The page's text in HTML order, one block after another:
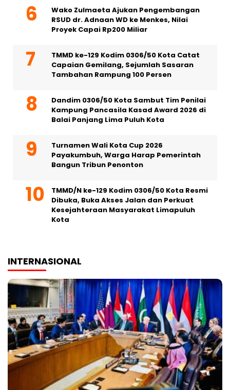
Wako Zulmaeta Ajukan Pengembangan
RSUD dr. Adnaan WD ke Menkes, Nilai
Proyek Capai Rp200 Miliar
TMMD ke-129 Kodim 0306/50 Kota Catat
Capaian Gemilang, Sejumlah Sasaran
Tambahan Rampung 100 Persen
Dandim 0306/50 Kota Sambut Tim Penilai
Kampung Pancasila Kasad Award 2026 di
Balai Panjang Lima Puluh Kota
Turnamen Wali Kota Cup 2026
Payakumbuh, Warga Harap Pemerintah
Bangun Tribun Penonton
TMMD/N ke-129 Kodim 0306/50 Kota Resmi
Dibuka, Buka Akses Jalan dan Perkuat
Kesejahteraan Masyarakat Limapuluh
Kota
INTERNASIONAL